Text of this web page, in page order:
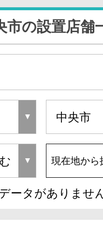
市の設置店舗
現在地から
ータがありませ